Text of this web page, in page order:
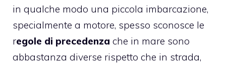
in qualche modo una piccola imbarcazione,
specialmente a motore, spesso sconosce le
regole di precedenza che in mare sono
abbastanza diverse rispetto che in strada,